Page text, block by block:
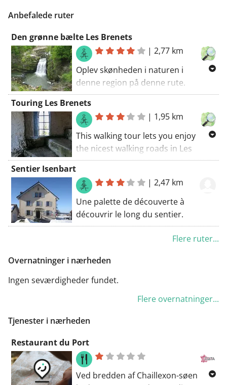
Anbefalede ruter
Den grønne bælte Les Brenets
|2,77 km
Oplev skønheden i naturen i
denne region på denne rute.
Næsten hele ruten er let bakket.
Vandreruten begynder ved
parkeringspladsen.. Hvis
vejrguderne er med dig, er det en
smuk vandretur.
Touring Les Brenets
| 1,95 km
This walking tour lets you enjoy
the nicest walking roads in Les
Brenets. You will certainly be
everyone will agree: a great route.
The walking route starts at the car
park.
Sentier Isenbart
|2,47 km
Une palette de découverte à
découvrir le long du sentier.
Flere ruter...
Overnatninger i nærheden
Ingen seværdigheder fundet.
Flere overnatninger...
Tjenester i nærheden
Restaurant du Port
Ved bredden af Chaillexon-søen